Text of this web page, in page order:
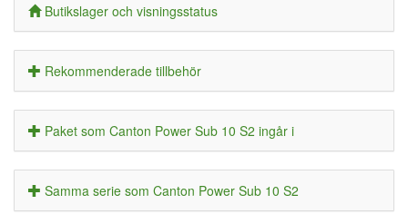
Butikslager och visningsstatus
Rekommenderade tillbehör
Paket som Canton Power Sub 10 S2 ingår i
Samma serie som Canton Power Sub 10 S2